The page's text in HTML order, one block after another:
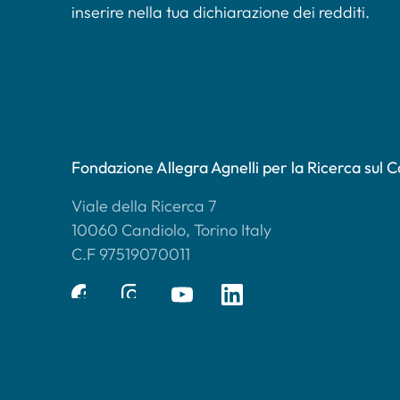
inserire nella tua dichiarazione dei redditi.
Fondazione Allegra Agnelli per la Ricerca sul
Viale della Ricerca 7
10060 Candiolo, Torino Italy
C.F 97519070011